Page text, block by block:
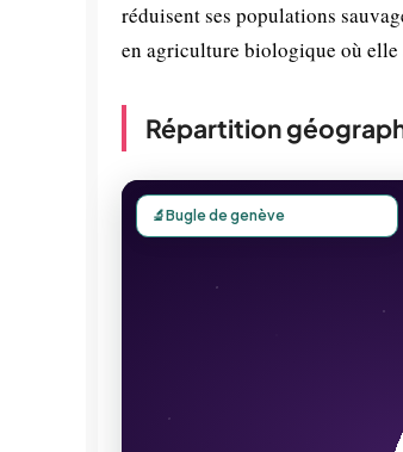
réduisent ses populations
en agriculture biologique où elle
Répartition